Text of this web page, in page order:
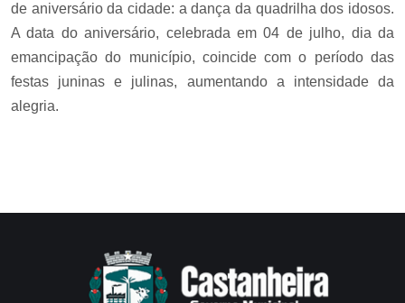
de aniversário da cidade: a dança da quadrilha dos idosos.
A data do aniversário, celebrada em 04 de julho, dia da
emancipação do município, coincide com o período das
festas juninas e julinas, aumentando a intensidade da
alegria.